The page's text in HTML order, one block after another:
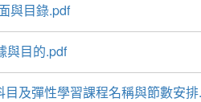
與目錄.pdf
與目的.pdf
及彈性學習課程名稱與節數安